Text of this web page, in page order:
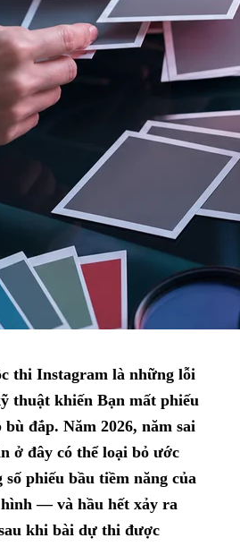
thi Instagram là những lỗi
thuật khiến Bạn mất phiếu
đắp. Năm 2026, năm sai
ở đây có thể loại bỏ ước
phiếu bầu tiềm năng của
— và hầu hết xảy ra
khi bài dự thi được